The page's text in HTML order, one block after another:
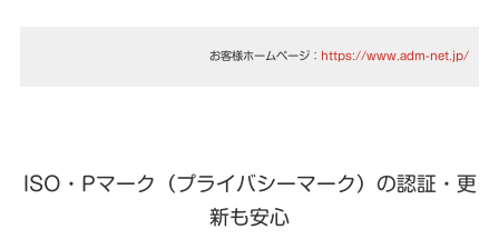
お客様ホームページ： https://www.adm-net.jp/
ISO・Pマーク（プライバシーマーク）の認証・更
新も安心